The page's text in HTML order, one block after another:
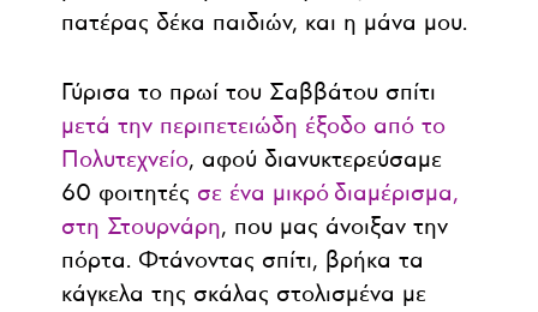
πατέρας δέκα παιδιών, και η μάνα μου.
Γύρισα το πρωί του Σαββάτου σπίτι
μετά την περιπετειώδη έξοδο από το
Πολυτεχνείο, αφού διανυκτερεύσαμε
60 φοιτητές σε ένα μικρό διαμέρισμα,
στη Στουρνάρη, που μας άνοιξαν την
πόρτα. Φτάνοντας σπίτι, βρήκα τα
κάγκελα της σκάλας στολισμένα με